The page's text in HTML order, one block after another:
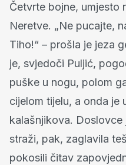
Četvrte bojne, umjesto
Neretve. „Ne pucajte,
Tiho!“ – prošla je jeza
je, svjedoči Puljić,
puške u nogu, polom
cijelom tijelu, a onda je
kalašnjikova.
straži, pak, zaglavila
pokosili čitav